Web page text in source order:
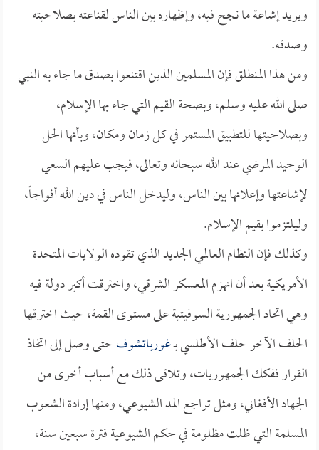
ويريد إشاعة ما نجح فيه، وإظهاره بين الناس لقناعته بصلاحيته
وصدقه.
ومن هذا المنطلق فإن المسلمين الذين اقتنعوا بصدق ما جاء به النبي
صلى الله عليه وسلم، وبصحة القيم التي جاء بها الإسلام،
وبصلاحيتها للتطبيق المستمر في كل زمان ومكان، وبأنها الحل
الوحيد المرضي عند الله سبحانه وتعالى، فيجب عليهم السعي
لإشاعتها وإعلانها بين الناس، وليدخل الناس في دين الله أفواجاً،
وليلتزموا بقيم الإسلام.
وكذلك فإن النظام العالمي الجديد الذي تقوده الولايات المتحدة
الأمريكية بعد أن انهزم المعسكر الشرقي، واخترقت أكبر دولة فيه
وهي اتحاد الجمهورية السوفيتية على مستوى القمة، حيث اخترقها
الحلف الآخر حلف الأطلسي بـغورباتشوفحتى وصل إلى اتخاذ
القرار ففكك الجمهوريات، وتلاقى ذلك مع أسباب أخرى من
الجهاد الأفغاني، ومثل تراجع المد الشيوعي، ومنها إرادة الشعوب
المسلمة التي ظلت مظلومة في حكم الشيوعية فترة سبعين سنة،